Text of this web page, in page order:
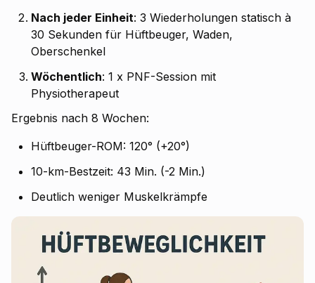
Nach jeder Einheit: 3 Wiederholungen statisch à
30 Sekunden für Hüftbeuger, Waden,
Oberschenkel
Wöchentlich: 1 x PNF-Session mit
Physiotherapeut
Ergebnis nach 8 Wochen:
Hüftbeuger-ROM: 120° (+20°)
10-km-Bestzeit: 43 Min. (-2 Min.)
Deutlich weniger Muskelkrämpfe